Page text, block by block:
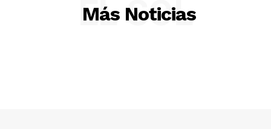
Más Noticias
EL SOL